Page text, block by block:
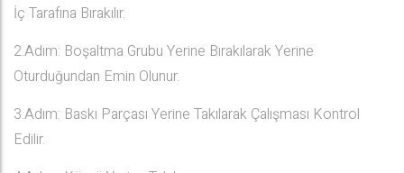
İç Tarafına Bırakılır.
2.Adım: Boşaltma Grubu Yerine Bırakılarak Yerine
Oturduğundan Emin Olunur.
3.Adım: Baskı Parçası Yerine Takılarak Çalışması Kontrol
Edilir.